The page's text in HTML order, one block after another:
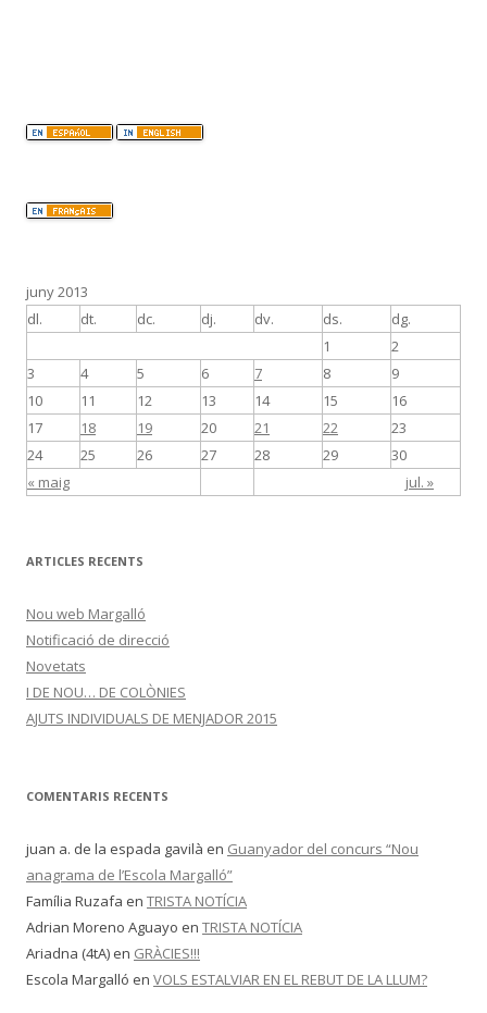
juny 2013
dl.
dt. dc. dj. dv. ds. dg.
« maig jul. »
1
2
3
4 5 6 7 8
9
10
11 12 13 14 15
16
17
18 19 20 21 22
23
24
25 26 27 28 29 30
ARTICLES RECENTS
Nou web Margalló
Notificació de direcció
Novetats
I DE NOU… DE COLÒNIES
AJUTS INDIVIDUALS DE MENJADOR 2015
COMENTARIS RECENTS
juan a. de la espada gavilà en Guanyador del concurs “Nou
anagrama de l’Escola Margalló”
Família Ruzafa en TRISTA NOTÍCIA
Adrian Moreno Aguayo en TRISTA NOTÍCIA
Ariadna (4tA) en GRÀCIES!!!
Escola Margalló en VOLS ESTALVIAR EN EL REBUT DE LA LLUM?